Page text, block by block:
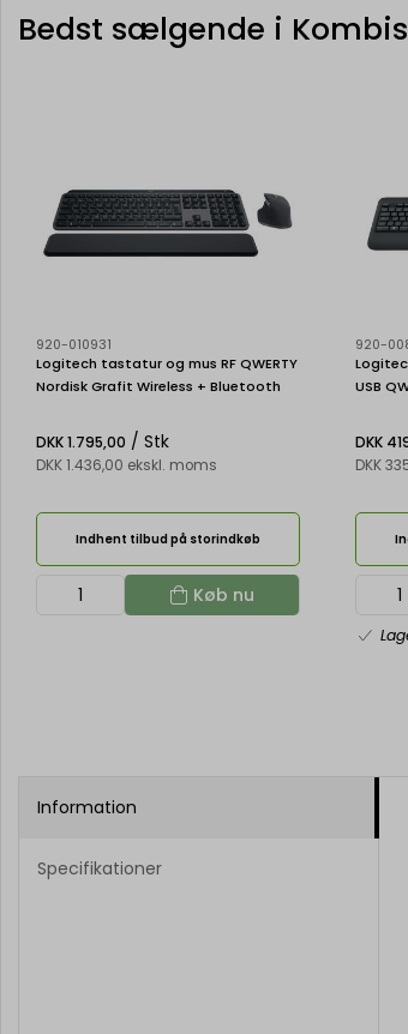
Bedst sælgende i
920-010931
Logitech tastatur og mus RF QWERTY
Nordisk Grafit Wireless + Bluetooth
DKK 1.795,00 / Stk
DKK 1.436,00 ekskl. moms
Indhent tilbud på storindkøb
Køb nu
920-
USB
DKK
DKK
Information
Specifikationer